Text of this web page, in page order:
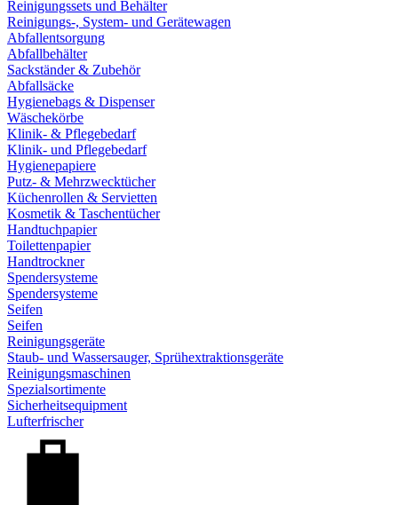
Reinigungssets und Behälter
Reinigungs-, System- und Gerätewagen
Abfallentsorgung
Abfallbehälter
Sackständer & Zubehör
Abfallsäcke
Hygienebags & Dispenser
Wäschekörbe
Klinik- & Pflegebedarf
Klinik- und Pflegebedarf
Hygienepapiere
Putz- & Mehrzwecktücher
Küchenrollen & Servietten
Kosmetik & Taschentücher
Handtuchpapier
Toilettenpapier
Handtrockner
Spendersysteme
Spendersysteme
Seifen
Seifen
Reinigungsgeräte
Staub- und Wassersauger, Sprühextraktionsgeräte
Reinigungsmaschinen
Spezialsortimente
Sicherheitsequipment
Lufterfrischer